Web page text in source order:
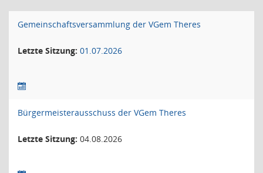
Gemeinschaftsversammlung der VGem Theres
Letzte Sitzung: 01.07.2026
Bürgermeisterausschuss der VGem Theres
Letzte Sitzung: 04.08.2026